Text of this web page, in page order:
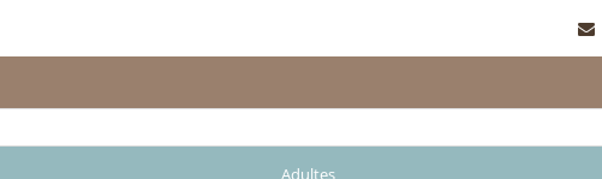
Adultes